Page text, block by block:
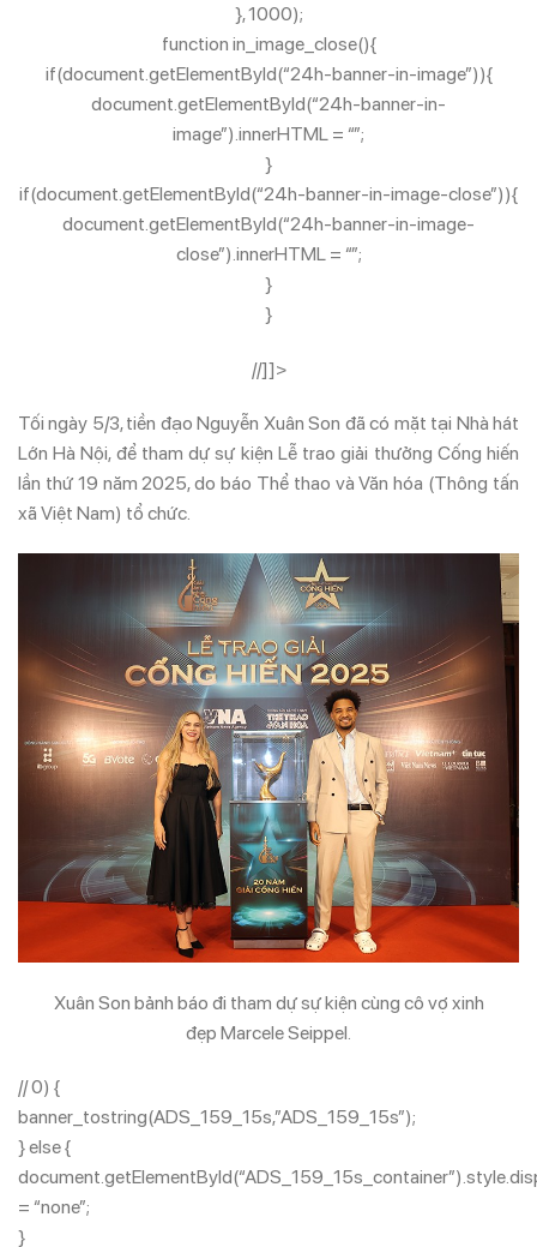
}, 1000);
function in_image_close(){
if(document.getElementById(“24h-banner-in-image”)){
document.getElementById(“24h-banner-in-
image”).innerHTML = “”;
}
if(document.getElementById(“24h-banner-in-image-close”)){
document.getElementById(“24h-banner-in-image-
close”).innerHTML = “”;
}
}
//]]>
Tối ngày 5/3, tiền đạo Nguyễn Xuân Son đã có mặt tại Nhà hát
Lớn Hà Nội, để tham dự sự kiện Lễ trao giải thưởng Cống hiến
lần thứ 19 năm 2025, do báo Thể thao và Văn hóa (Thông tấn
xã Việt Nam) tổ chức.
Xuân Son bảnh báo đi tham dự sự kiện cùng cô vợ xinh
đẹp Marcele Seippel.
// 0) {
banner_tostring(ADS_159_15s,”ADS_159_15s”);
} else {
= “none”;
}